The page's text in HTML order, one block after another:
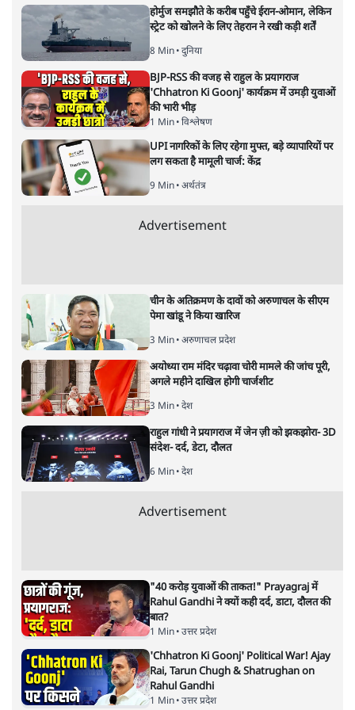
सत्य हिन्दी ऐपडाउनलोड करें
मुकेश कुमार
लेखक सत्यहिंदी के संपादक हैं।
मुकेश कुमार की और स्टोरी पढ़ें
भारत–यूरोप संवाद: दूरदर्शी रणनीति या
हालात से उपजा मोड़?
विश्लेषण| सतीश झा| 29 JAN, 2026
भारत ईयू मुक्त व्यापार समझौताः ईयू अध्यक्ष उर्सुला वॉन डेर लेयेन और
पीएम मोदी
सतीश झा
भारत-यूरोपीय संघ मुक्त व्यापार समझौताः क्या यूरोप की ओर भारत
का झुकाव एक लंबा रणनीतिक नज़रिया है या वैश्विक दबावों और
अमेरिकी अनिश्चितता की वजह से उठाया गया एक कदम है? वरिष्ठ
पत्रकार सतीश झा का आकलनः
कूटनीति में समय ही सबसेबड़ा कारक होता है। भारत का यूरोप की